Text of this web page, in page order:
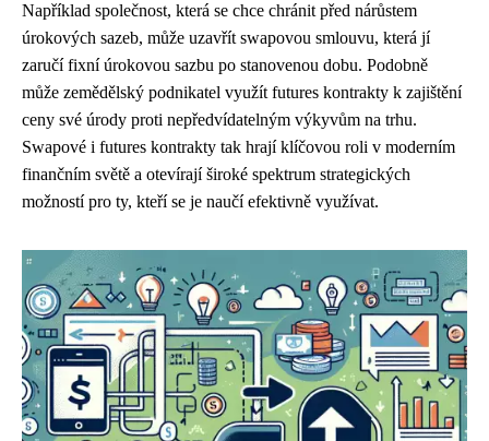
Například společnost, která se chce chránit před nárůstem
úrokových sazeb, může uzavřít swapovou smlouvu, která jí
zaručí fixní úrokovou sazbu po stanovenou dobu. Podobně
může zemědělský podnikatel využít futures kontrakty k zajištění
ceny své úrody proti nepředvídatelným výkyvům na trhu.
Swapové i futures kontrakty tak hrají klíčovou roli v moderním
finančním světě a otevírají široké spektrum strategických
možností pro ty, kteří se je naučí efektivně využívat.